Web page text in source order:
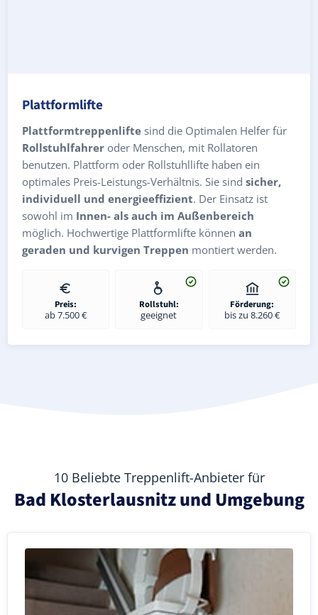
Plattformlifte
Plattformtreppenlifte sind die Optimalen Helfer für
Rollstuhlfahrer oder Menschen, mit Rollatoren
benutzen. Plattform oder Rollstuhllifte haben ein
optimales Preis-Leistungs-Verhältnis. Sie sind sicher,
individuell und energieeffizient. Der Einsatz ist
sowohl im Innen- als auch im Außenbereich
möglich. Hochwertige Plattformlifte können an
geraden und kurvigen Treppen montiert werden.
Preis:
ab 7.500 €
Rollstuhl:
geeignet
Förderung:
bis zu 8.260 €
10 Beliebte Treppenlift-Anbieter für
Bad Klosterlausnitz und Umgebung